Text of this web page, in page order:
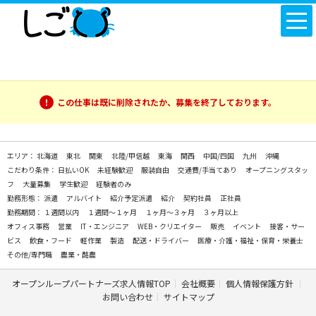
この仕事は既に削除されたか、募集を終了しております。
エリア： 北海道 東北 関東 北陸/甲信越 東海 関西 中国/四国 九州
沖縄
こだわり条件： 日払いOK 未経験歓迎 服装自由 交通費/手当てあり
オープニングスタッ
フ
大量募集 学生歓迎
経験者のみ
勤務形態： 派遣 アルバイト 紹介予定派遣 紹介 契約社員
正社員
勤務期間： １週間以内 １週間～１ヶ月 １ヶ月～３ヶ月
３ヶ月以上
オフィス事務
営業 IT・エンジニア WEB・クリエイター 販売 イベント
接客・サー
ビス
飲食・フード 軽作業 製造 配送・ドライバー
医療・介護・福祉・保育・栄養士
その他/専門職
農業・酪農
オープンループパートナーズ求人情報TOP 会社概要
個人情報保護方針
お問い合わせ
サイトマップ